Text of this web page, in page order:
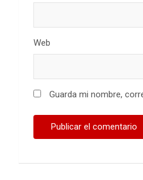
Web
Guarda mi nombre,